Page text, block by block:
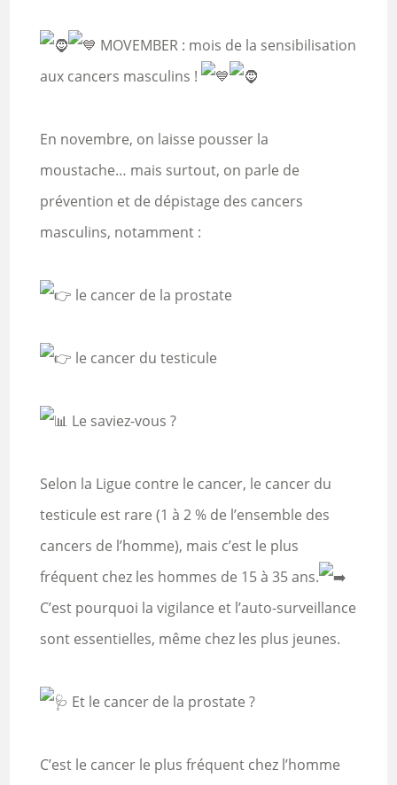
MOVEMBER : mois de la sensibilisation
aux cancers masculins !
En novembre, on laisse pousser la
moustache… mais surtout, on parle de
prévention et de dépistage des cancers
masculins, notamment :
le cancer de la prostate
le cancer du testicule
Le saviez-vous ?
Selon la Ligue contre le cancer, le cancer du
testicule est rare (1 à 2 % de l’ensemble des
cancers de l’homme), mais c’est le plus
fréquent chez les hommes de 15 à 35 ans.
C’est pourquoi la vigilance et l’auto-surveillance
sont essentielles, même chez les plus jeunes.
Et le cancer de la prostate ?
C’est le cancer le plus fréquent chez l’homme